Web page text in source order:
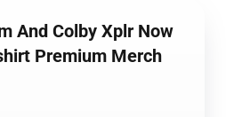
And Colby Xplr Now
Premium Merch